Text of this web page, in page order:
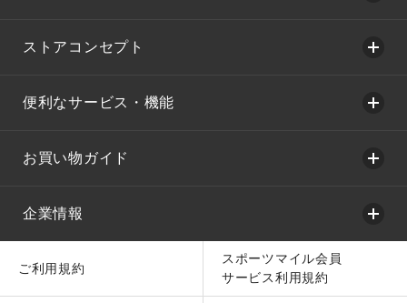
ストアコンセプト
便利なサービス・機能
お買い物ガイド
企業情報
ご利用規約
スポーツマイル会員
サービス利用規約